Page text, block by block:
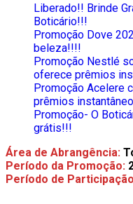
Liberado!! Brinde
Boticário!!!
Promoção Dove
beleza!!!!
Promoção Nestlé
oferece prêmios
Promoção Acelere
prêmios
Promoção- O
grátis!!!
Área de Abrangência:
Período da Promoção:
Período de